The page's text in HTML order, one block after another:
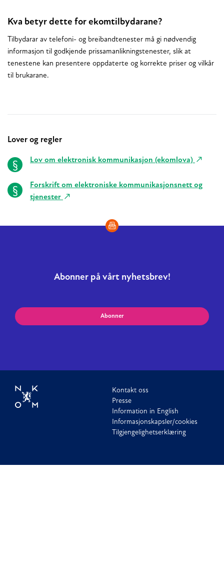
Kva betyr dette for ekomtilbydarane?
Tilbydarar av telefoni- og breibandtenester må gi nødvendig
informasjon til godkjende prissamanlikningstenester, slik at
tenestene kan presentere oppdaterte og korrekte priser og vilkår
til brukarane.
Relaterte
Lover og regler
Lov om elektronisk kommunikasjon (ekomlova)
Forskrift om elektroniske kommunikasjonsnett og
tjenester
Abonner på vårt nyhetsbrev!
Abonner
Kontakt oss
Presse
Information in English
Informasjonskapsler/cookies
Tilgjengelighetserklæring